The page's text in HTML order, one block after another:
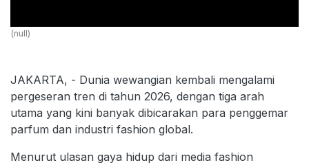
(null)
JAKARTA, - Dunia wewangian kembali mengalami
pergeseran tren di tahun 2026, dengan tiga arah
utama yang kini banyak dibicarakan para penggemar
parfum dan industri fashion global.
Menurut ulasan gaya hidup dari media fashion